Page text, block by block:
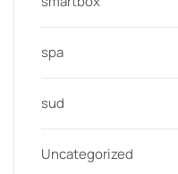
spa
sud
Uncategorized